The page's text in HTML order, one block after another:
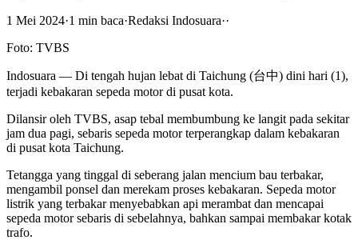
1 Mei 2024·1 min baca·Redaksi Indosuara··
Foto: TVBS
Indosuara — Di tengah hujan lebat di Taichung (台中) dini hari (1),
terjadi kebakaran sepeda motor di pusat kota.
Dilansir oleh TVBS, asap tebal membumbung ke langit pada sekitar
jam dua pagi, sebaris sepeda motor terperangkap dalam kebakaran
di pusat kota Taichung.
Tetangga yang tinggal di seberang jalan mencium bau terbakar,
mengambil ponsel dan merekam proses kebakaran. Sepeda motor
listrik yang terbakar menyebabkan api merambat dan mencapai
sepeda motor sebaris di sebelahnya, bahkan sampai membakar kotak
trafo.